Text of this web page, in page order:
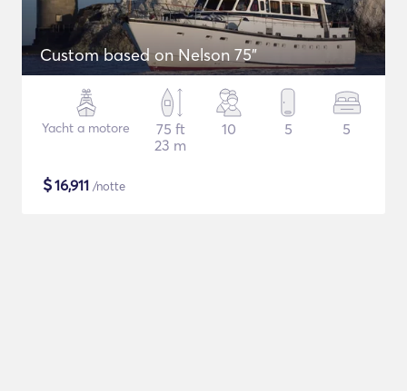
Custom based on Nelson 75"
Yacht a motore
75 ft
23 m
10 5 5
$16,911 /notte